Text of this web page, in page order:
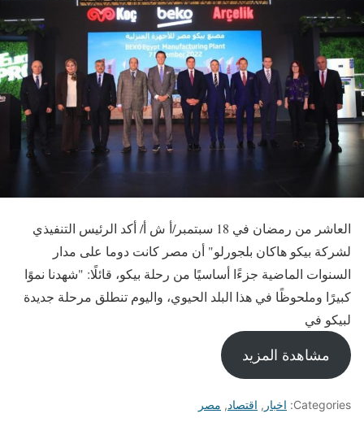
العاشر من رمضان في 18 سبتمبر/أ ش أ/ أكد الرئيس التنفيذي
لشركة بيكو هاكان بلجورلو" أن مصر كانت دوما على مدار
السنوات الماضية جزءًا أساسيًا من رحلة بيكو، قائلًا: "شهدنا نموًا
كبيرًا وملحوظًا في هذا البلد الحيوي، واليوم تنطلق مرحلة جديدة
لبيكو في
مشاهدة المزيد
Categories: اخبار , اقتصاد, مصر